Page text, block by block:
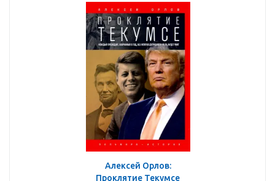
Алексей Орлов:
Проклятие Текумсе